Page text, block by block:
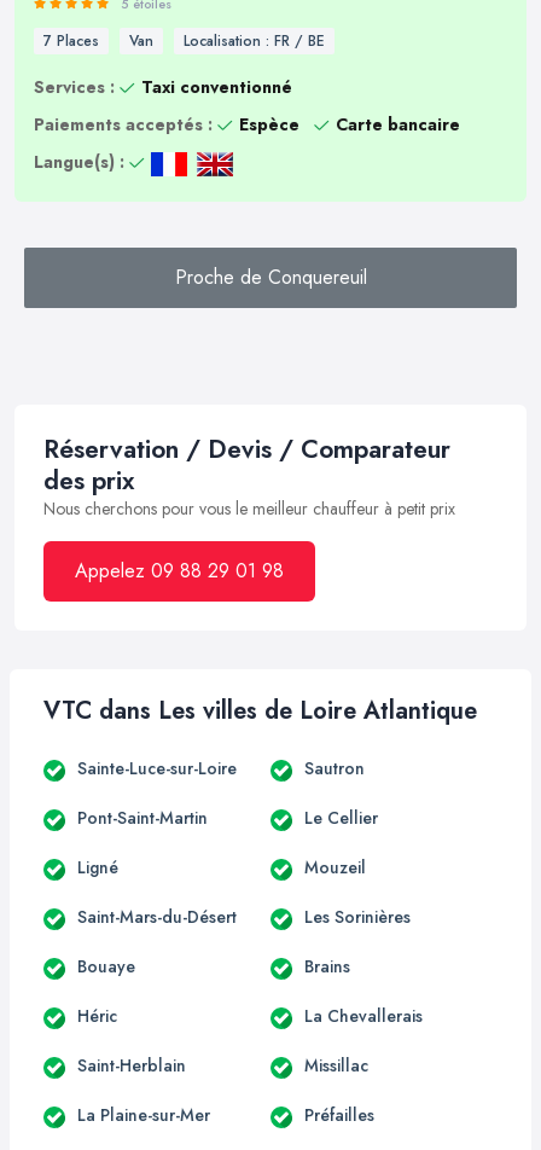
5 étoiles
7 Places Van Localisation : FR / BE
Services :
Taxi conventionné
Paiements acceptés :
Espèce
Carte bancaire
Langue(s) :
Proche de Conquereuil
Réservation / Devis / Comparateur
des prix
Nous cherchons pour vous le meilleur chauffeur à petit prix
Appelez 09 88 29 01 98
VTC dans Les villes de Loire Atlantique
Sainte-Luce-sur-Loire Sautron
Pont-Saint-Martin Le Cellier
Ligné Mouzeil
Saint-Mars-du-Désert Les Sorinières
Bouaye Brains
Héric La Chevallerais
Saint-Herblain Missillac
La Plaine-sur-Mer Préfailles